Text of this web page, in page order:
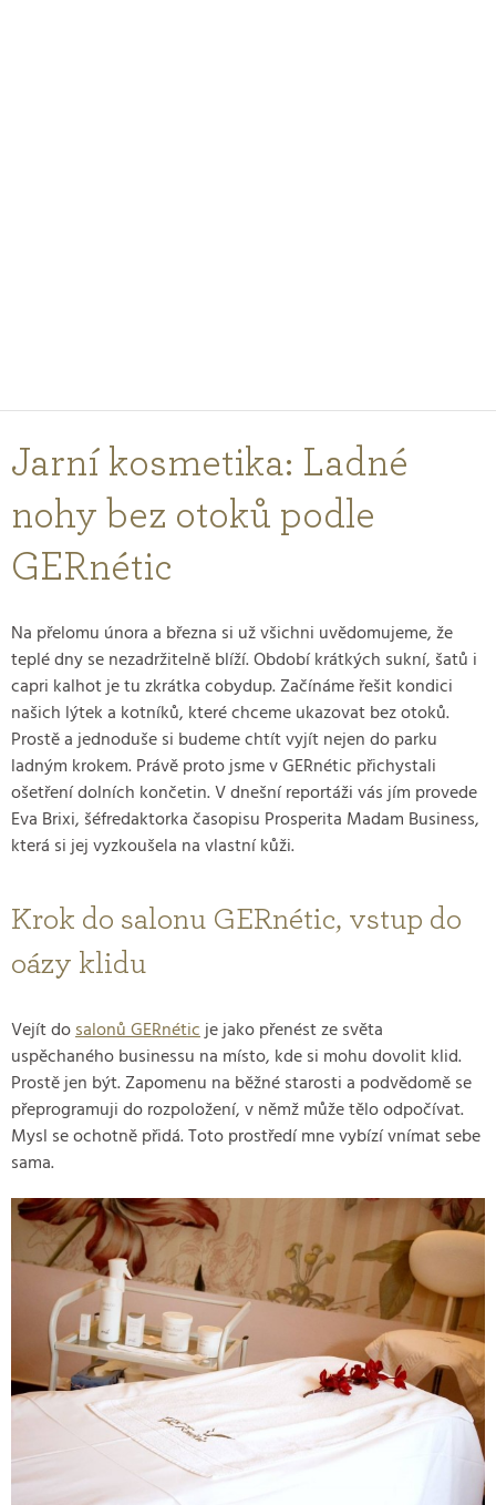
Jarní kosmetika: Ladné
nohy bez otoků podle
GERnétic
Na přelomu února a března si už všichni uvědomujeme, že
teplé dny se nezadržitelně blíží. Období krátkých sukní, šatů i
capri kalhot je tu zkrátka cobydup. Začínáme řešit kondici
našich lýtek a kotníků, které chceme ukazovat bez otoků.
Prostě a jednoduše si budeme chtít vyjít nejen do parku
ladným krokem. Právě proto jsme v GERnétic přichystali
ošetření dolních končetin. V dnešní reportáži vás jím provede
Eva Brixi, šéfredaktorka časopisu Prosperita Madam Business,
která si jej vyzkoušela na vlastní kůži.
Krok do salonu GERnétic, vstup do
oázy klidu
Vejít dosalonů GERnéticje jako přenést ze světa
uspěchaného businessu na místo, kde si mohu dovolit klid.
Prostě jen být. Zapomenu na běžné starosti a podvědomě se
přeprogramuji do rozpoložení, v němž může tělo odpočívat.
Mysl se ochotně přidá. Toto prostředí mne vybízí vnímat sebe
sama.